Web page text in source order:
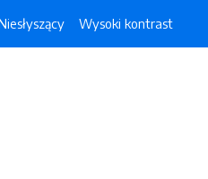
Wysoki kontrast